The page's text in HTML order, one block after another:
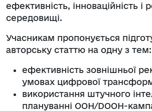
ефективність, інноваційність і
середовищі.
Учасникам пропонується
авторську статтю на одну з тем:
ефективність зовнішньої
умовах цифрової
використання штучного
плануванні OOH/DOOH-